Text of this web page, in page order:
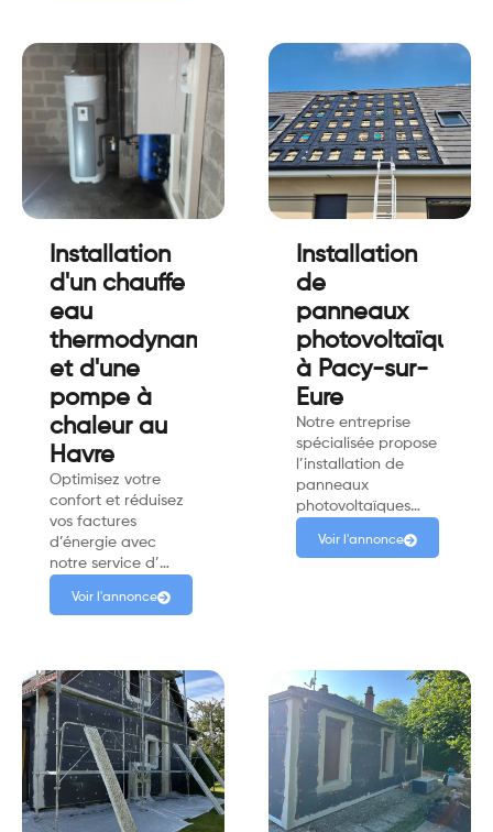
Installation
d'un chauffe
eau
thermodynamique
et d'une
pompe à
chaleur au
Havre
Optimisez votre
confort et réduisez
vos factures
d’énergie avec
notre service d’…
Voir l'annonce
Installation
de
panneaux
photovoltaïques
à Pacy-sur-
Eure
Notre entreprise
spécialisée propose
l’installation de
panneaux
photovoltaïques…
Voir l'annonce